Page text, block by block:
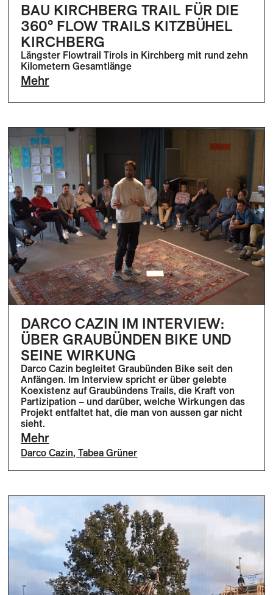
BAU KIRCHBERG TRAIL FÜR DIE
360° FLOW TRAILS KITZBÜHEL
KIRCHBERG
Längster Flowtrail Tirols in Kirchberg mit rund zehn
Kilometern Gesamtlänge
Mehr
DARCO CAZIN IM INTERVIEW:
ÜBER GRAUBÜNDEN BIKE UND
SEINE WIRKUNG
Darco Cazin begleitet Graubünden Bike seit den
Anfängen. Im Interview spricht er über gelebte
Koexistenz auf Graubündens Trails, die Kraft von
Partizipation – und darüber, welche Wirkungen das
Projekt entfaltet hat, die man von aussen gar nicht
sieht.
Mehr
Darco Cazin,Tabea Grüner